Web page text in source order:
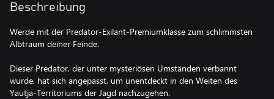
Beschreibung
Werde mit der Predator-Exilant-Premiumklasse zum schlimmsten
Albtraum deiner Feinde.
Dieser Predator, der unter mysteriösen Umständen verbannt
wurde, hat sich angepasst, um unentdeckt in den Weiten des
Yautja-Territoriums der Jagd nachzugehen.